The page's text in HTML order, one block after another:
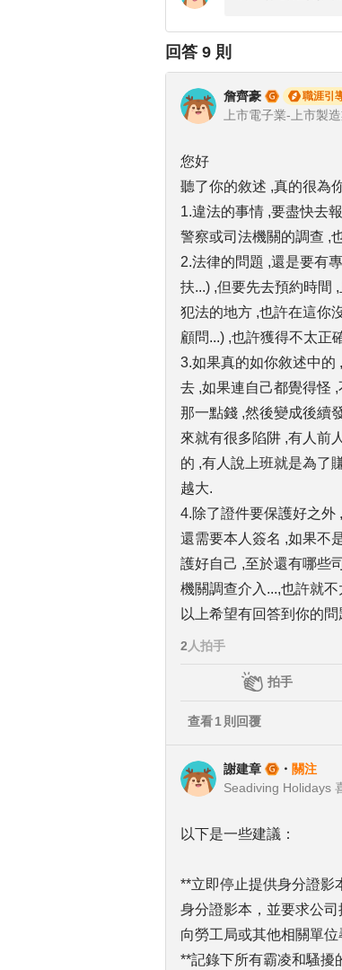
回答 9 則
詹齊豪 職涯引
您好
聽了你的敘述 ,真的很為
1.違法的事情 ,要盡快去
警察或司法機關的調查 ,
2.法律的問題 ,還是要有
扶...) ,但要先去預約時間
犯法的地方 ,也許在這你
顧問...) ,也許獲得不太正
3.如果真的如你敘述中的
去 ,如果連自己都覺得怪
那一點錢 ,然後變成後續
來就有很多陷阱 ,有人前
的 ,有人說上班就是為了
越大.
4.除了證件要保護好之外
還需要本人簽名 ,如果不
護好自己 ,至於還有哪些
機關調查介入...,也許就不
以上希望有回答到你的問
2 人拍手
拍手
查看1 則回覆
謝建章 ・ 關注
以下是一些建議：
**立即停止提供身分證影
身分證影本，並要求公
向勞工局或其他相關單位
**記錄下所有霸凌和騷擾